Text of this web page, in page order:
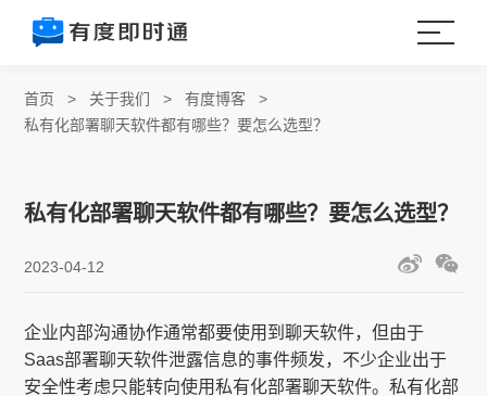
首页 > 关于我们 >有度博客 >
私有化部署聊天软件都有哪些？要怎么选型？
私有化部署聊天软件都有哪些？要怎么选型？
2023-04-12
企业内部沟通协作通常都要使用到聊天软件，但由于
Saas部署聊天软件泄露信息的事件频发，不少企业出于
安全性考虑只能转向使用私有化部署聊天软件。私有化部